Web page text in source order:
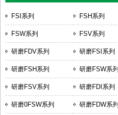
FSI系列 FSH系列
FSW系列 FSV系列
研磨FDV系列 研磨FSI系列
研磨FSH系列 研磨FSW系列
研磨FSV系列 研磨FDI系列
研磨0FSW系列 研磨FDW系列